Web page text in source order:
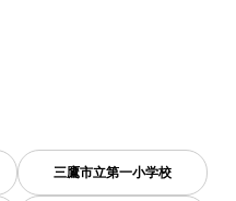
三鷹市立第一小学校